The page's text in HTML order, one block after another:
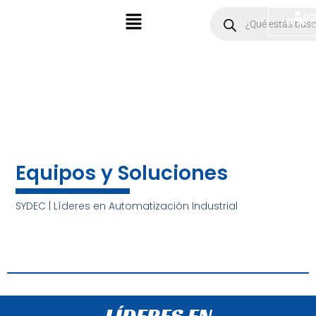
Menú
search
$0.00
Equipos y Soluciones
SYDEC | Líderes en Automatización Industrial